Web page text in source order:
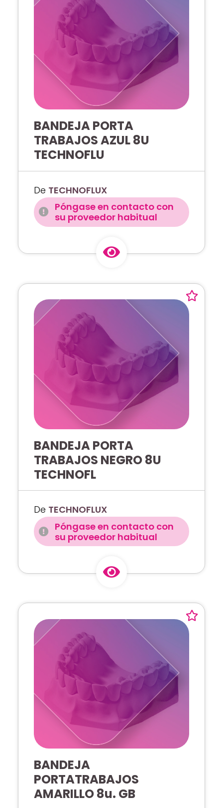
BANDEJA PORTA
TRABAJOS AZUL 8U
TECHNOFLU
De TECHNOFLUX
Póngase en contacto con
su proveedor habitual
BANDEJA PORTA
TRABAJOS NEGRO 8U
TECHNOFL
De TECHNOFLUX
Póngase en contacto con
su proveedor habitual
BANDEJA
PORTATRABAJOS
AMARILLO 8u. GB